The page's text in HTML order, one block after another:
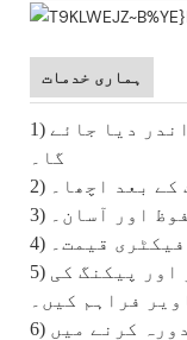
ہماری خدمات
1) آپ کے جواب کا جواب 12 گھنٹے کے اندر دیا جائے
گا۔
کے بعد اچھا۔
اور آسان۔
فیکٹری قیمت۔
5) شپنگ سے پہلے ٹیسٹ ویڈیوز اور پیکنگ کی
فراہم کیں۔
6) کسی بھی وقت ہماری فیکٹری کا دورہ کرنے میں